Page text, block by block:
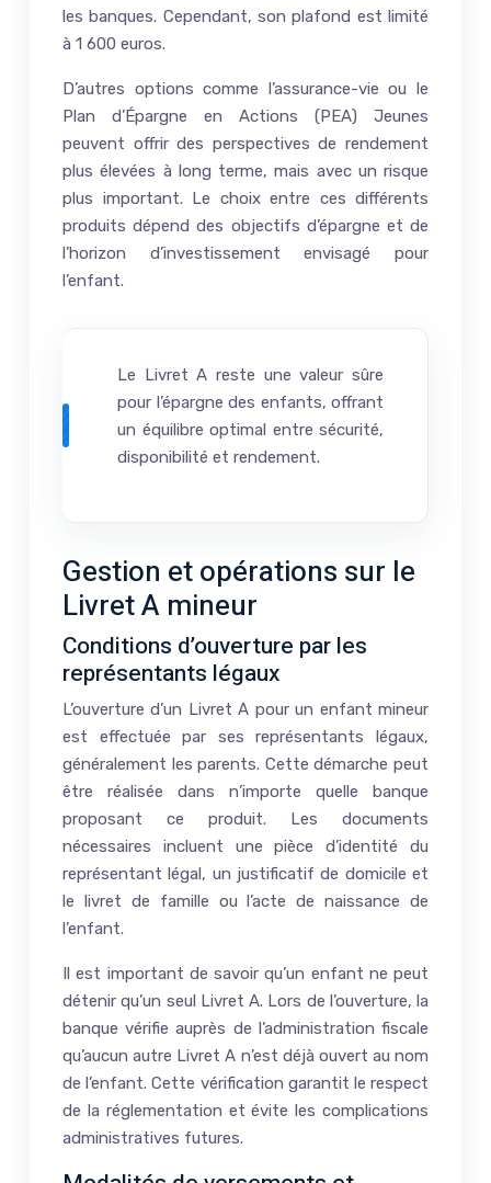
les banques. Cependant, son plafond est limité
à 1 600 euros.
D’autres options comme l’assurance-vie ou le
Plan d’Épargne en Actions (PEA) Jeunes
peuvent offrir des perspectives de rendement
plus élevées à long terme, mais avec un risque
plus important. Le choix entre ces différents
produits dépend des objectifs d’épargne et de
l’horizon d’investissement envisagé pour
l’enfant.
Le Livret A reste une valeur sûre
pour l’épargne des enfants, offrant
un équilibre optimal entre sécurité,
disponibilité et rendement.
Gestion et opérations sur le
Livret A mineur
Conditions d’ouverture par les
représentants légaux
L’ouverture d’un Livret A pour un enfant mineur
est effectuée par ses représentants légaux,
généralement les parents. Cette démarche peut
être réalisée dans n’importe quelle banque
proposant ce produit. Les documents
nécessaires incluent une pièce d’identité du
représentant légal, un justificatif de domicile et
le livret de famille ou l’acte de naissance de
l’enfant.
Il est important de savoir qu’un enfant ne peut
détenir qu’un seul Livret A. Lors de l’ouverture, la
banque vérifie auprès de l’administration fiscale
qu’aucun autre Livret A n’est déjà ouvert au nom
de l’enfant. Cette vérification garantit le respect
de la réglementation et évite les complications
administratives futures.